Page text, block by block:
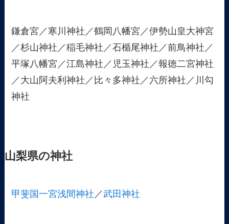
鎌倉宮／寒川神社／鶴岡八幡宮／伊勢山皇大神宮
／杉山神社／稲毛神社／石楯尾神社／前鳥神社／
平塚八幡宮／江島神社／児玉神社／報徳二宮神社
／大山阿夫利神社／比々多神社／六所神社／川勾
神社
山梨県の神社
甲斐国一宮浅間神社 ／武田神社